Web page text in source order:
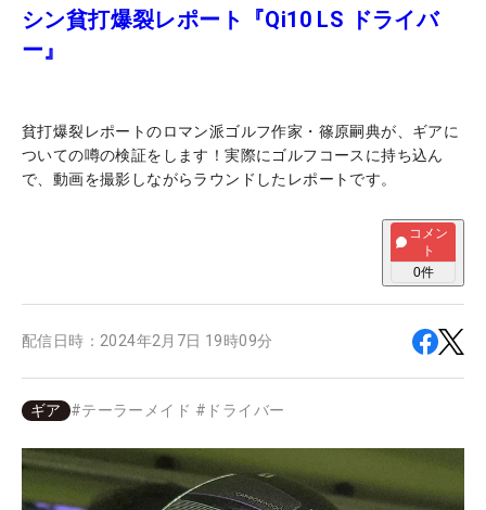
シン貧打爆裂レポート『Qi10 LS ドライバ
ー』
貧打爆裂レポートのロマン派ゴルフ作家・篠原嗣典が、ギアに
ついての噂の検証をします！実際にゴルフコースに持ち込ん
で、動画を撮影しながらラウンドしたレポートです。
コメン
ト
0件
配信日時： 2024年2月7日 19時09分
ギア #テーラーメイド # ドライバー